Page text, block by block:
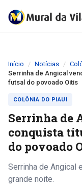
Início Notícias
Serrinha de Angical
futsal do povoado Oitis
COLÔNIA DO PIAUI
Serrinha de
conquista
do povoado
Serrinha de Angical
grande noite.